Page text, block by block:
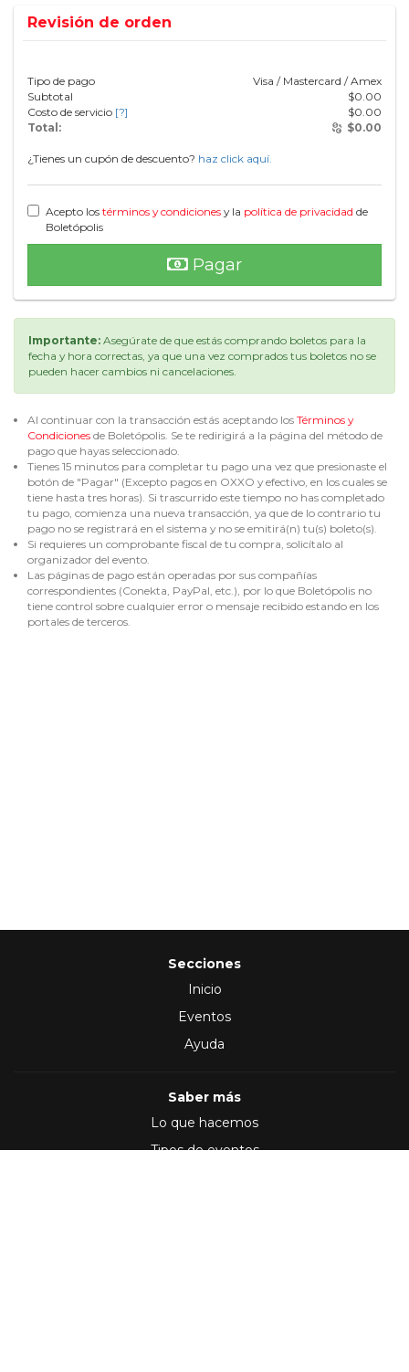
Revisión de orden
Tipo de pago
Visa / Mastercard / Amex
Subtotal
$0.00
Costo de servicio [?] $0.00
Total:
$0.00
¿Tienes un cupón de descuento? haz click aquí.
Acepto los términos y condiciones y la política de privacidad de
Boletópolis
Pagar
Importante: Asegúrate de que estás comprando boletos para la
fecha y hora correctas, ya que una vez comprados tus boletos no se
pueden hacer cambios ni cancelaciones.
Al continuar con la transacción estás aceptando los Términos y
Condiciones de Boletópolis. Se te redirigirá a la página del método de
pago que hayas seleccionado.
Tienes 15 minutos para completar tu pago una vez que presionaste el
botón de "Pagar" (Excepto pagos en OXXO y efectivo, en los cuales se
tiene hasta tres horas). Si trascurrido este tiempo no has completado
tu pago, comienza una nueva transacción, ya que de lo contrario tu
pago no se registrará en el sistema y no se emitirá(n) tu(s) boleto(s).
Si requieres un comprobante fiscal de tu compra, solicítalo al
organizador del evento.
Las páginas de pago están operadas por sus compañías
correspondientes (Conekta, PayPal, etc.), por lo que Boletópolis no
tiene control sobre cualquier error o mensaje recibido estando en los
portales de terceros.
Secciones
Inicio
Eventos
Ayuda
Saber más
Lo que hacemos
Tipos de eventos